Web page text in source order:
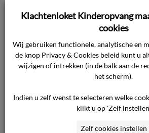
open te zetten krijgen de
meer speelkeuzemogelijkheden.
Activiteiten
De kinderdagopvangorganisatie
Klachtenloket Kinderopvang
cookies
Wij gebruiken functionele, analytische en
de knop Privacy & Cookies beleid kunt u
wijzigen of intrekken (in de balk aan de
het scherm).
Indien u zelf wenst te selecteren welke
klikt u op 'Zelf
Zelf cookies instellen